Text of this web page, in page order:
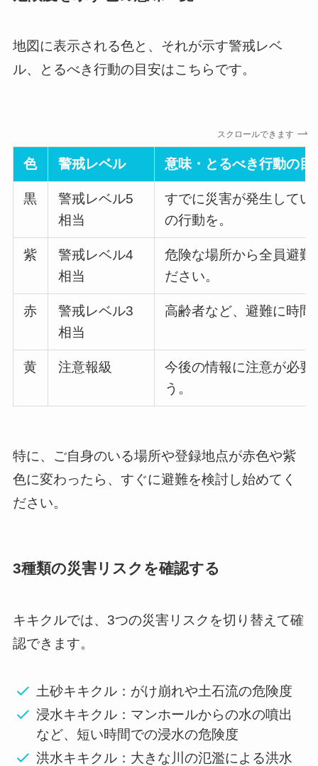
地図に表示される色と、それが示す警戒レベ
ル、とるべき行動の目安はこちらです。
スクロールできます
色 警戒レベル 意味・とるべき行動の目
黒
警戒レベル5
相当
すでに災害が発生して
の行動を。
紫
警戒レベル4
相当
危険な場所から全員避
ださい。
赤
警戒レベル3
相当
高齢者など、避難に時
黄 注意報級
今後の情報に注意が必
う。
特に、ご自身のいる場所や登録地点が赤色や紫
色に変わったら、すぐに避難を検討し始めてく
ださい。
3種類の災害リスクを確認する
キキクルでは、3つの災害リスクを切り替えて確
認できます。
土砂キキクル：がけ崩れや土石流の危険度
浸水キキクル：マンホールからの水の噴出
など、短い時間での浸水の危険度
洪水キキクル：大きな川の氾濫による洪水